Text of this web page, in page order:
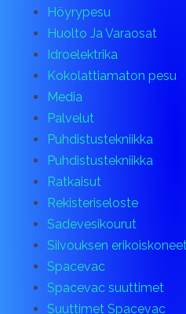
Höyrypesu
Huolto Ja Varaosat
Idroelektrika
Kokolattiamaton pesu
Media
Palvelut
Puhdistustekniikka
Puhdistustekniikka
Ratkaisut
Rekisteriseloste
Sadevesikourut
Siivouksen
Spacevac
Spacevac suuttimet
Suuttimet Spacevac